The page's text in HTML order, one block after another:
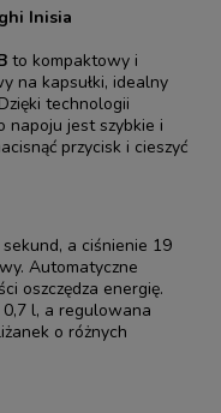
Inisia
to kompaktowy i
na kapsułki, idealny
technologii
napoju jest szybkie i
przycisk i cieszyć
a ciśnienie 19
Automatyczne
oszczędza energię.
l, a regulowana
o różnych